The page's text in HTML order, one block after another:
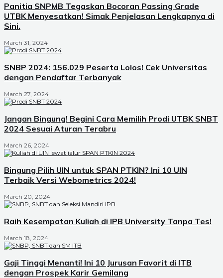
Panitia SNPMB Tegaskan Bocoran Passing Grade
UTBK Menyesatkan! Simak Penjelasan Lengkapnya di
Sini.
March 31, 2024
SNBP 2024: 156.029 Peserta Lolos! Cek Universitas
dengan Pendaftar Terbanyak
March 27, 2024
Jangan Bingung! Begini Cara Memilih Prodi UTBK SNBT
2024 Sesuai Aturan Terabru
March 26, 2024
Bingung Pilih UIN untuk SPAN PTKIN? Ini 10 UIN
Terbaik Versi Webometrics 2024!
March 20, 2024
Raih Kesempatan Kuliah di IPB University Tanpa Tes!
March 18, 2024
Gaji Tinggi Menanti! Ini 10 Jurusan Favorit di ITB
dengan Prospek Karir Gemilang